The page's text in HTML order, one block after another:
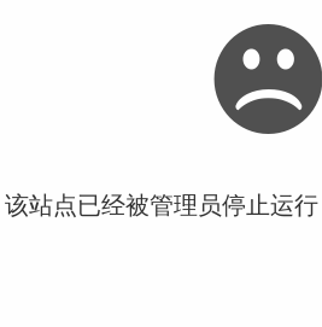
站点已经被管理员停止运